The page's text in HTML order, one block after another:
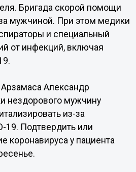
Бригада скорой помощи
мужчиной. При этом медики
и специальный
от инфекций, включая
Арзамаса Александр
нездорового мужчину
из-за
19. Подтвердить или
коронавируса у пациента